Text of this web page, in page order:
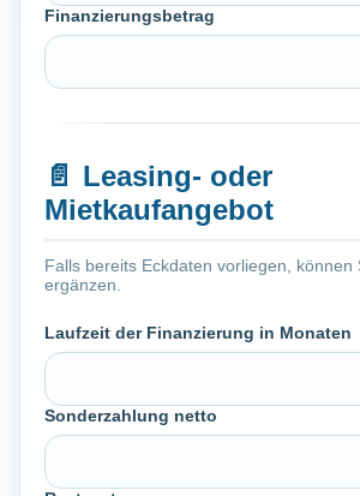
Finanzierungsbetrag
📄 Leasing- oder
Mietkaufangebot
Falls bereits Eckdaten vorliegen, können
ergänzen.
Laufzeit der Finanzierung in Monaten
Sonderzahlung netto